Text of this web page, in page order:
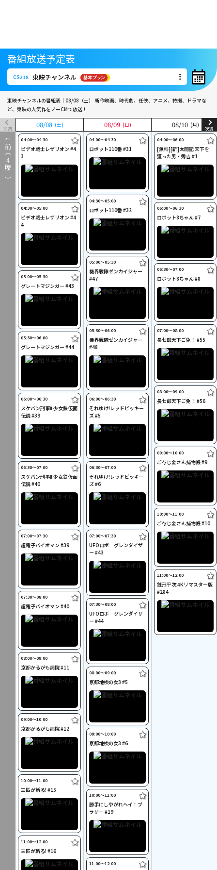
番組放送予定表
CS218 東映チャンネル
CS218 東映チャンネル
東映チャンネルの番組表｜08/08（土）
新作映画、時代劇、任侠、アニメ、特撮、ドラマな
ど、東映の人気作をノーCMで放送！
08/08 (土) 08/09 (日) 08/10 (月)
前週 次週
午前（
4
時～）
08/08 (土) 08/09 (日) 08/10 (月)
04:00〜04:30
ビデオ戦士レザリオン #4
3
04:30〜05:00
ビデオ戦士レザリオン #4
4
05:00〜05:30
グレートマジンガー #43
05:30〜06:00
グレートマジンガー #44
06:00〜06:30
スケバン刑事Ⅱ 少女鉄仮面
伝説 #39
06:30〜07:00
スケバン刑事Ⅱ 少女鉄仮面
伝説 #40
07:00〜07:30
超電子バイオマン #39
07:30〜08:00
超電子バイオマン #40
08:00〜09:00
京都かるがも病院 #11
09:00〜10:00
京都かるがも病院 #12
10:00〜11:00
三匹が斬る! #15
11:00〜12:00
三匹が斬る! #16
04:00〜04:30
ロボット110番 #31
04:30〜05:00
ロボット110番 #32
05:00〜05:30
機界戦隊ゼンカイジャー
#47
05:30〜06:00
機界戦隊ゼンカイジャー
#48
06:00〜06:30
それゆけ!レッドビッキー
ズ #5
06:30〜07:00
それゆけ!レッドビッキー
ズ #6
07:00〜07:30
UFOロボ グレンダイザ
ー #43
07:30〜08:00
UFOロボ グレンダイザ
ー #44
08:00〜09:00
京都地検の女3 #5
09:00〜10:00
京都地検の女3 #6
10:00〜11:00
勝手にしやがれヘイ！ブ
ラザー #19
11:00〜12:00
04:00〜06:00
[無料][新]太閤記 天下を
獲った男・秀吉 #1
06:00〜06:30
ロボット8ちゃん #7
06:30〜07:00
ロボット8ちゃん #8
07:00〜08:00
長七郎天下ご免！ #55
08:00〜09:00
長七郎天下ご免！ #56
09:00〜10:00
ご存じ金さん捕物帳 #9
10:00〜11:00
ご存じ金さん捕物帳 #10
11:00〜12:00
銭形平次 4Kリマスター版
#284